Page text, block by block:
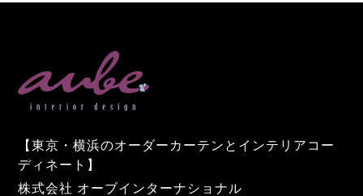
【東京・横浜のオーダーカーテンとインテリアコー
ディネート】
株式会社 オーブインターナショナル